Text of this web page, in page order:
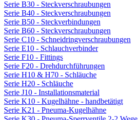
Serie B30 - Steckverschraubungen
Serie B40 - Steckverschraubungen
Serie B50 - Steckverbindungen
Serie B60 - Steckverschraubungen
Serie C10 - Schneidringverschraubungen
Serie E10 - Schlauchverbinder
Serie F10 - Fittings
Serie F20 - Drehdurchführungen
Serie H10 & H70 - Schläuche
Serie H20 - Schläuche
Serie J10 - Installationsmaterial
Serie K10 - Kugelhähne - handbetätigt
Serie K21 - Pneuma-Kugelhähne